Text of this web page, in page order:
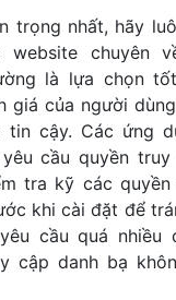
trọng nhất, hãy
chuyên
là lựa chọn
giá của người
tin cậy. Các ứng
cầu quyền
tra kỹ các
khi cài đặt để
cầu quá nhiều
cập danh bạ